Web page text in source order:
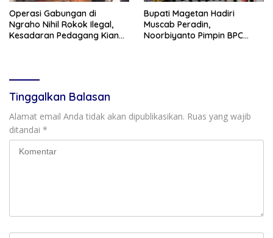
Operasi Gabungan di
Ngraho Nihil Rokok Ilegal,
Kesadaran Pedagang Kian
Bupati Magetan Hadiri
Muscab Peradin,
Noorbiyanto Pimpin BPC
Tinggalkan Balasan
Alamat email Anda tidak akan dipublikasikan. Ruas yang wajib
ditandai *